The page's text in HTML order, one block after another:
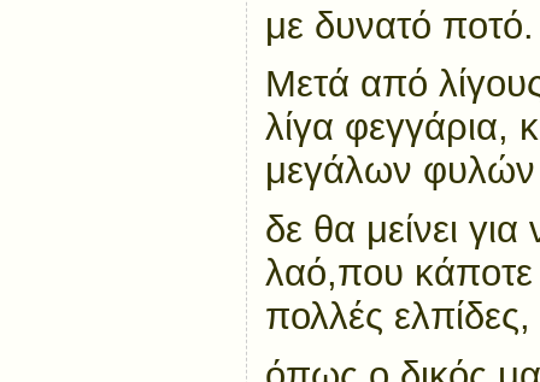
με δυνατό ποτό.
Μετά από
λίγα φεγγάρια,
μεγάλων φυλών
δε θα μείνει
λαό,που κάποτε
πολλές ελπίδες,